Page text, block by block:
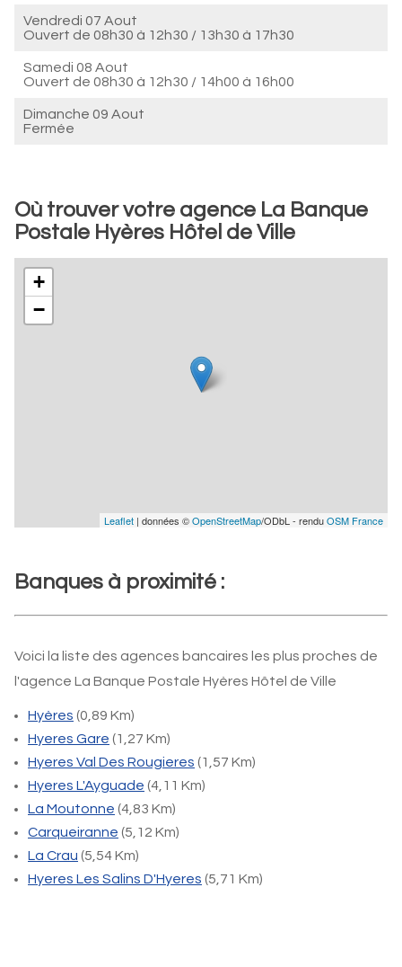
Vendredi 07 Aout
Ouvert de 08h30 à 12h30 / 13h30 à 17h30
Samedi 08 Aout
Ouvert de 08h30 à 12h30 / 14h00 à 16h00
Dimanche 09 Aout
Fermée
Où trouver votre agence La Banque
Postale Hyères Hôtel de Ville
+
−
Leaflet | données ©OpenStreetMap/ODbL - renduOSM France
Banques à proximité :
Voici la liste des agences bancaires les plus proches de
l'agence La Banque Postale Hyères Hôtel de Ville
Hyères (0,89 Km)
Hyeres Gare (1,27 Km)
Hyeres Val Des Rougieres (1,57 Km)
Hyeres L'Ayguade (4,11 Km)
La Moutonne (4,83 Km)
Carqueiranne (5,12 Km)
La Crau (5,54 Km)
Hyeres Les Salins D'Hyeres (5,71 Km)